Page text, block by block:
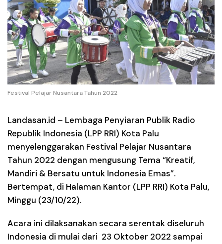
Festival Pelajar Nusantara Tahun 2022
Landasan.id – Lembaga Penyiaran Publik Radio
Republik Indonesia (LPP RRI) Kota Palu
menyelenggarakan Festival Pelajar Nusantara
Tahun 2022 dengan mengusung Tema “Kreatif,
Mandiri & Bersatu untuk Indonesia Emas”.
Bertempat, di Halaman Kantor (LPP RRI) Kota Palu,
Minggu (23/10/22).
Acara ini dilaksanakan secara serentak diseluruh
Indonesia di mulai dari 23 Oktober 2022 sampai